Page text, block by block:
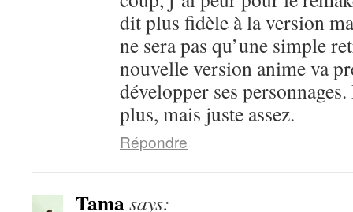
dit plus fidèle à la version
ne sera pas qu’une simple
nouvelle version anime va
développer ses
plus, mais juste assez.
Répondre
Tamasays: